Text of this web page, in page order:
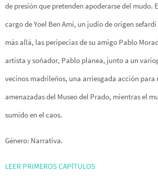
de presión que pretenden apoderarse del mudo.
cargo de Yoel Ben Amí, un judío de origen
más allá, las peripecias de su amigo Pablo
artista y soñador, Pablo planea, junto a un
vecinos madrileños, una arriesgada acción para
amenazadas del Museo del Prado, mientras el
sumido en el caos.
Género: Narrativa.
LEER PRIMEROS CAPÍTULOS